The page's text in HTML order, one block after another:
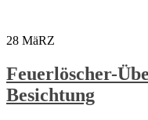
28 MäRZ
Feuerlöscher-
Besichtung